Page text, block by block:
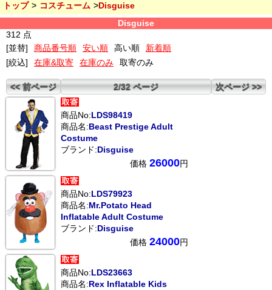
トップ コスチューム
Disguise
Disguise
312 点
[並替]
商品番号順 安い順 高い順
新着順
[絞込]
在庫&取寄 在庫のみ 取寄のみ
<< 前ページ 2/32 ページ 次ページ >>
商品No:LDS98419
商品名:Beast Prestige Adult
Costume
ブランド:Disguise
価格 26000円
商品No:LDS79923
商品名:Mr.Potato Head
Inflatable Adult Costume
ブランド:Disguise
価格 24000円
商品No:LDS23663
商品名:Rex Inflatable Kids